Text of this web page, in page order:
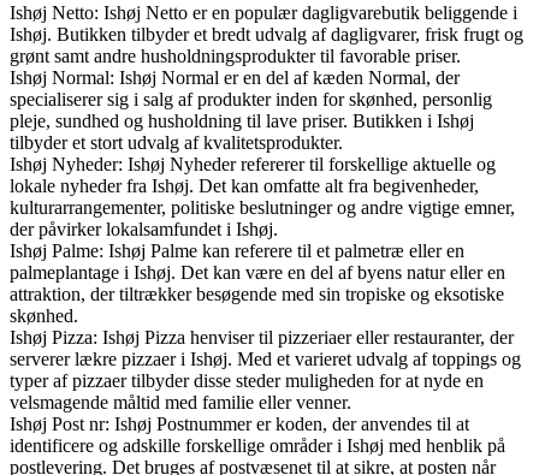
Ishøj Netto: Ishøj Netto er en populær dagligvarebutik beliggende i
Ishøj. Butikken tilbyder et bredt udvalg af dagligvarer, frisk frugt og
grønt samt andre husholdningsprodukter til favorable priser.
Ishøj Normal: Ishøj Normal er en del af kæden Normal, der
specialiserer sig i salg af produkter inden for skønhed, personlig
pleje, sundhed og husholdning til lave priser. Butikken i Ishøj
tilbyder et stort udvalg af kvalitetsprodukter.
Ishøj Nyheder: Ishøj Nyheder refererer til forskellige aktuelle og
lokale nyheder fra Ishøj. Det kan omfatte alt fra begivenheder,
kulturarrangementer, politiske beslutninger og andre vigtige emner,
der påvirker lokalsamfundet i Ishøj.
Ishøj Palme: Ishøj Palme kan referere til et palmetræ eller en
palmeplantage i Ishøj. Det kan være en del af byens natur eller en
attraktion, der tiltrækker besøgende med sin tropiske og eksotiske
skønhed.
Ishøj Pizza: Ishøj Pizza henviser til pizzeriaer eller restauranter, der
serverer lækre pizzaer i Ishøj. Med et varieret udvalg af toppings og
typer af pizzaer tilbyder disse steder muligheden for at nyde en
velsmagende måltid med familie eller venner.
Ishøj Post nr: Ishøj Postnummer er koden, der anvendes til at
identificere og adskille forskellige områder i Ishøj med henblik på
postlevering. Det bruges af postvæsenet til at sikre, at posten når